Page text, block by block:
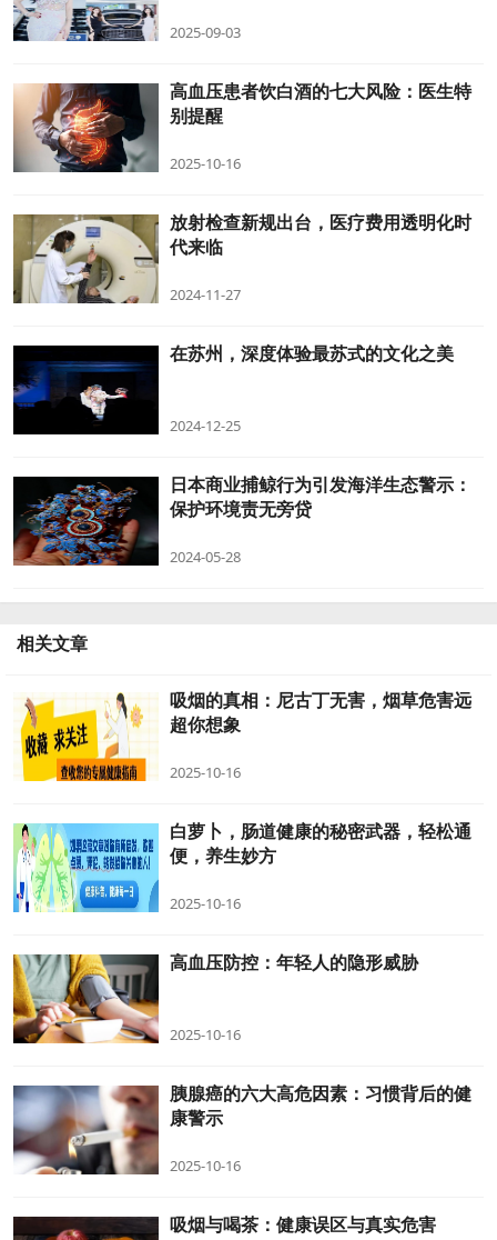
2025-09-03
高血压患者饮白酒的七大风险：医生特
别提醒
2025-10-16
放射检查新规出台，医疗费用透明化时
代来临
2024-11-27
在苏州，深度体验最苏式的文化之美
2024-12-25
日本商业捕鲸行为引发海洋生态警示：
保护环境责无旁贷
2024-05-28
相关文章
吸烟的真相：尼古丁无害，烟草危害远
超你想象
2025-10-16
白萝卜，肠道健康的秘密武器，轻松通
便，养生妙方
2025-10-16
高血压防控：年轻人的隐形威胁
2025-10-16
胰腺癌的六大高危因素：习惯背后的健
康警示
2025-10-16
吸烟与喝茶：健康误区与真实危害